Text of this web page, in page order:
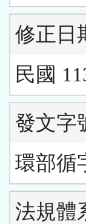
修正日
民國
發文字
環部循
法規體